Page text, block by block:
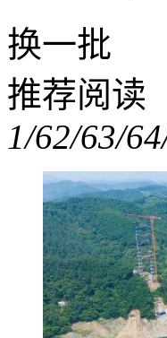
换一批
推荐阅读
1/62/63/6